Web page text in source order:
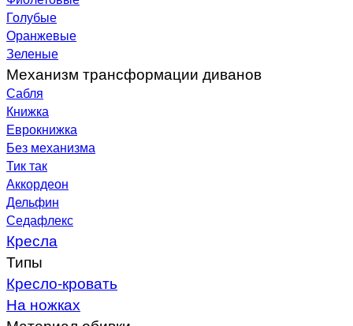
Голубые
Оранжевые
Зеленые
Механизм трансформации диванов
Сабля
Книжка
Еврокнижка
Без механизма
Тик так
Аккордеон
Дельфин
Седафлекс
Кресла
Типы
Кресло-кровать
На ножках